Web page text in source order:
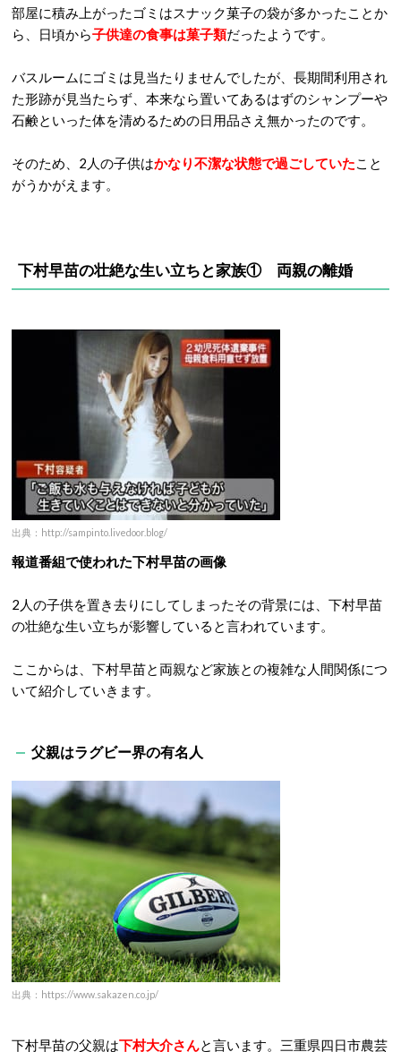
部屋に積み上がったゴミはスナック菓子の袋が多かったことか
ら、日頃から子供達の食事は菓子類だったようです。
バスルームにゴミは見当たりませんでしたが、長期間利用され
た形跡が見当たらず、本来なら置いてあるはずのシャンプーや
石鹸といった体を清めるための日用品さえ無かったのです。
そのため、2人の子供はかなり不潔な状態で過ごしていたこと
がうかがえます。
下村早苗の壮絶な生い立ちと家族① 両親の離婚
出典：http://sampinto.livedoor.blog/
報道番組で使われた下村早苗の画像
2人の子供を置き去りにしてしまったその背景には、下村早苗
の壮絶な生い立ちが影響していると言われています。
ここからは、下村早苗と両親など家族との複雑な人間関係につ
いて紹介していきます。
父親はラグビー界の有名人
出典：https://www.sakazen.co.jp/
下村早苗の父親は下村大介さんと言います。三重県四日市農芸